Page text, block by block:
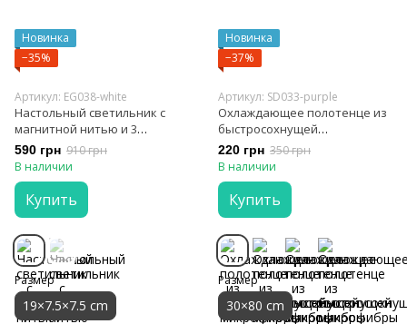
Новинка
−35%
Артикул: EG038-white
Настольный светильник с
магнитной нитью и 3
режимами яркости
590 грн 910 грн
В наличии
Купить
Размер
19×7.5×7.5 cm
Новинка
−37%
Артикул: SD033-purple
Охлаждающее полотенце из
быстросохнущей
микрофибры
220 грн 350 грн
В наличии
Купить
Размер
30×80 cm